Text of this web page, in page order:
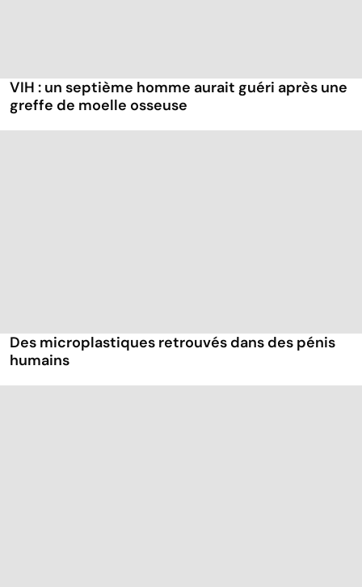
VIH : un septième homme aurait guéri après une
greffe de moelle osseuse
Des microplastiques retrouvés dans des pénis
humains